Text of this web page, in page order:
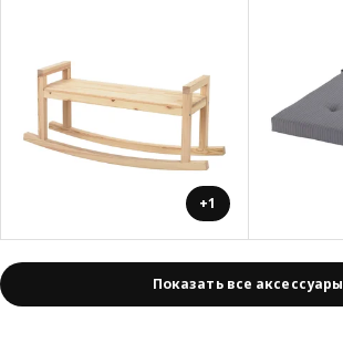
+1
Показать все аксессуары